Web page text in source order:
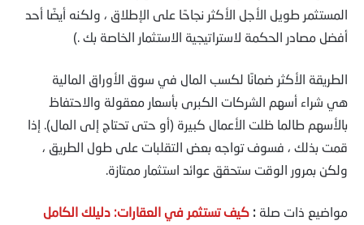
المستثمر طويل الأجل الأكثر نجاحًا على الإطلاق ، ولكنه أيضًا أحد
أفضل مصادر الحكمة لاستراتيجية الاستثمار الخاصة بك .)
الطريقة الأكثر ضمانًا لكسب المال في سوق الأوراق المالية
هي شراء أسهم الشركات الكبرى بأسعار معقولة والاحتفاظ
بالأسهم طالما ظلت الأعمال كبيرة (أو حتى تحتاج إلى المال). إذا
قمت بذلك ، فسوف تواجه بعض التقلبات على طول الطريق ،
ولكن بمرور الوقت ستحقق عوائد استثمار ممتازة.
مواضيع ذات صلة : كيف تستثمر في العقارات: دليلك الكامل